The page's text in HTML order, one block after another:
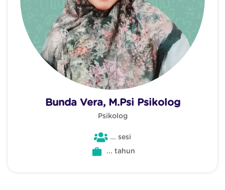
Bunda Vera, M.Psi Psikolog
Psikolog
... sesi
... tahun